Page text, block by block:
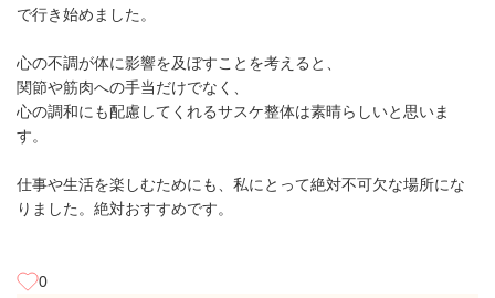
で行き始めました。
心の不調が体に影響を及ぼすことを考えると、
関節や筋肉への手当だけでなく、
心の調和にも配慮してくれるサスケ整体は素晴らしいと思いま
す。
仕事や生活を楽しむためにも、私にとって絶対不可欠な場所にな
りました。絶対おすすめです。
0